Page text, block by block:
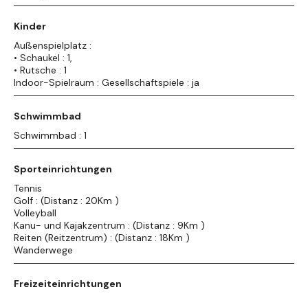
Kinder
Außenspielplatz :
• Schaukel : 1,
• Rutsche : 1
Indoor-Spielraum : Gesellschaftspiele : ja
Schwimmbad
Schwimmbad : 1
Sporteinrichtungen
Tennis
Golf : (Distanz : 20Km )
Volleyball
Kanu- und Kajakzentrum : (Distanz : 9Km )
Reiten (Reitzentrum) : (Distanz : 18Km )
Wanderwege
Freizeiteinrichtungen